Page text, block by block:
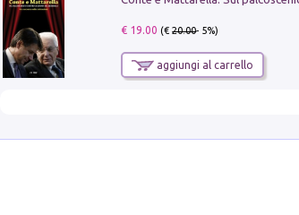
€ 19.00 (€20.00- 5%)
aggiungi al carrello